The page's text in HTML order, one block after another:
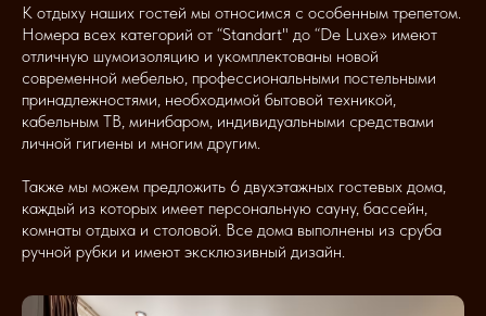
К отдыху наших гостей мы относимся с особенным трепетом.
Номера всех категорий от “Standart" до “De Luxe» имеют
отличную шумоизоляцию и укомплектованы новой
современной мебелью, профессиональными постельными
принадлежностями, необходимой бытовой техникой,
кабельным ТВ, минибаром, индивидуальными средствами
личной гигиены и многим другим.
Также мы можем предложить 6 двухэтажных гостевых дома,
каждый из которых имеет персональную сауну, бассейн,
комнаты отдыха и столовой. Все дома выполнены из сруба
ручной рубки и имеют эксклюзивный дизайн.